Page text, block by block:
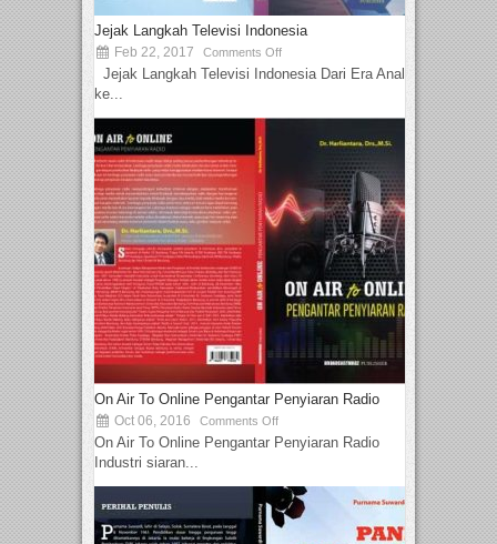
Jejak Langkah Televisi Indonesia
Feb 22, 2017 Comments Off
Jejak Langkah Televisi Indonesia Dari Era Analog
ke...
On Air To Online Pengantar Penyiaran Radio
Oct 06, 2016 Comments Off
On Air To Online Pengantar Penyiaran Radio
Industri siaran...